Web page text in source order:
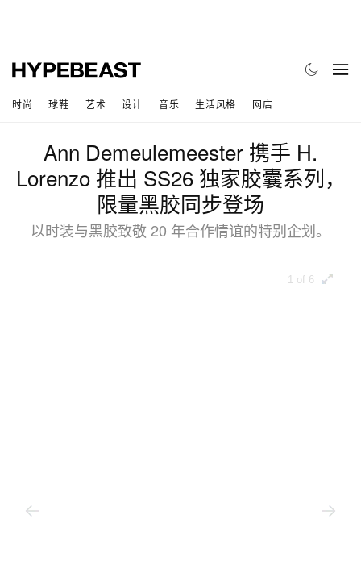
时尚 球鞋 艺术 设计 音乐 生活风格 网店
Ann Demeulemeester 携手 H.
Lorenzo 推出 SS26 独家胶囊系列，
限量黑胶同步登场
以时装与黑胶致敬 20 年合作情谊的特别企划。
1 of 6